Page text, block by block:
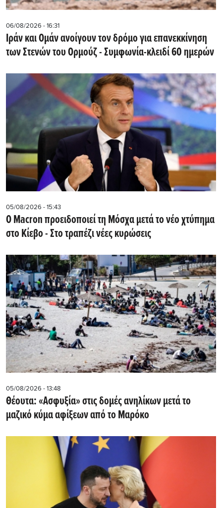
06/08/2026 - 16:31
Ιράν και Ομάν ανοίγουν τον δρόμο για επανεκκίνηση
των Στενών του Ορμούζ - Συμφωνία-κλειδί 60 ημερών
05/08/2026 - 15:43
Ο Macron προειδοποιεί τη Μόσχα μετά το νέο χτύπημα
στο Κίεβο - Στο τραπέζι νέες κυρώσεις
05/08/2026 - 13:48
Θέουτα: «Ασφυξία» στις δομές ανηλίκων μετά το
μαζικό κύμα αφίξεων από το Μαρόκο